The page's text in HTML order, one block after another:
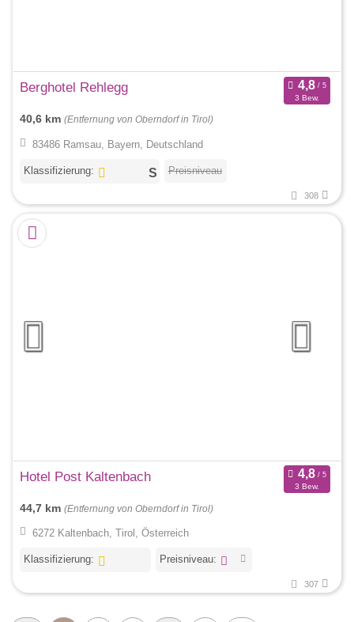
Berghotel Rehlegg
3 Bew.
40,6 km (Entfernung von Oberndorf in Tirol)
83486 Ramsau, Bayern, Deutschland
Klassifizierung: Preisniveau
308
Hotel Post Kaltenbach
3 Bew.
44,7 km (Entfernung von Oberndorf in Tirol)
6272 Kaltenbach, Tirol, Österreich
Klassifizierung: Preisniveau:
307